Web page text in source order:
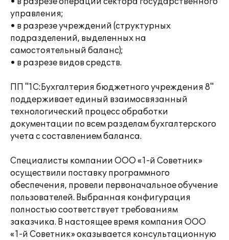
управления;
• в разрезе учреждений (структурных
подразделений, выделенных на
самостоятельный баланс);
• в разрезе видов средств.
ПП "1С:Бухгалтерия бюджетного учреждения 8"
поддерживает единый взаимосвязанный
технологический процесс обработки
документации по всем разделам бухгалтерского
учета с составлением баланса.
Специалисты компании ООО «1-й Советник»
осуществили поставку программного
обеспечения, провели первоначальное обучение
пользователей. Выбранная конфигурация
полностью соответствует требованиям
заказчика. В настоящее время компания ООО
«1-й Советник» оказывается консультационную